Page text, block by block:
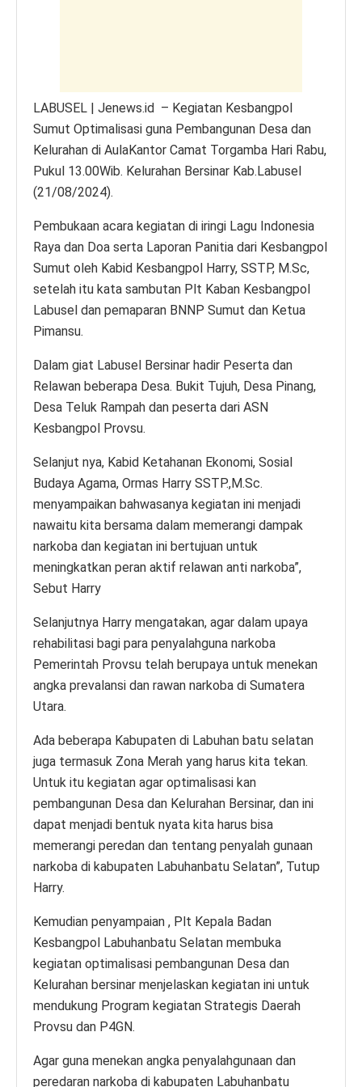
LABUSEL | Jenews.id – Kegiatan Kesbangpol
Sumut Optimalisasi guna Pembangunan Desa dan
Kelurahan di AulaKantor Camat Torgamba Hari Rabu,
Pukul 13.00Wib. Kelurahan Bersinar Kab.Labusel
(21/08/2024).
Pembukaan acara kegiatan di iringi Lagu Indonesia
Raya dan Doa serta Laporan Panitia dari Kesbangpol
Sumut oleh Kabid Kesbangpol Harry, SSTP, M.Sc,
setelah itu kata sambutan Plt Kaban Kesbangpol
Labusel dan pemaparan BNNP Sumut dan Ketua
Pimansu.
Dalam giat Labusel Bersinar hadir Peserta dan
Relawan beberapa Desa. Bukit Tujuh, Desa Pinang,
Desa Teluk Rampah dan peserta dari ASN
Kesbangpol Provsu.
Selanjut nya, Kabid Ketahanan Ekonomi, Sosial
Budaya Agama, Ormas Harry SSTP.,M.Sc.
menyampaikan bahwasanya kegiatan ini menjadi
nawaitu kita bersama dalam memerangi dampak
narkoba dan kegiatan ini bertujuan untuk
meningkatkan peran aktif relawan anti narkoba”,
Sebut Harry
Selanjutnya Harry mengatakan, agar dalam upaya
rehabilitasi bagi para penyalahguna narkoba
Pemerintah Provsu telah berupaya untuk menekan
angka prevalansi dan rawan narkoba di Sumatera
Utara.
Ada beberapa Kabupaten di Labuhan batu selatan
juga termasuk Zona Merah yang harus kita tekan.
Untuk itu kegiatan agar optimalisasi kan
pembangunan Desa dan Kelurahan Bersinar, dan ini
dapat menjadi bentuk nyata kita harus bisa
memerangi peredan dan tentang penyalah gunaan
narkoba di kabupaten Labuhanbatu Selatan”, Tutup
Harry.
Kemudian penyampaian , Plt Kepala Badan
Kesbangpol Labuhanbatu Selatan membuka
kegiatan optimalisasi pembangunan Desa dan
Kelurahan bersinar menjelaskan kegiatan ini untuk
mendukung Program kegiatan Strategis Daerah
Provsu dan P4GN.
Agar guna menekan angka penyalahgunaan dan
peredaran narkoba di kabupaten Labuhanbatu